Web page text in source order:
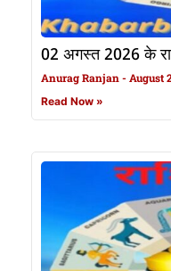
02 अगस्त 2026 के
Anurag Ranjan August
Read Now »